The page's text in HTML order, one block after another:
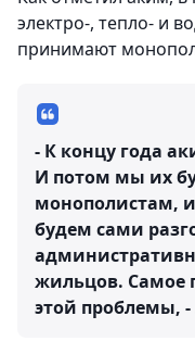
электро-, тепло- и
принимают
- К концу года
И потом мы их
монополистам,
будем сами
жильцов. Самое
этой проблемы, -